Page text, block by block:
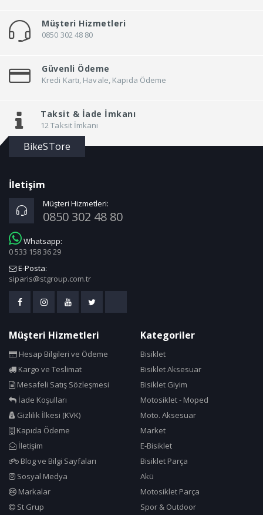
Müşteri Hizmetleri
0850 302 48 80
Güvenli Ödeme
Kredi Kartı, Havale, Kapıda Ödeme
Taksit & İade İmkanı
12 Taksit İmkanı
BikeSTore
İletişim
Müşteri Hizmetleri:
0850 302 48 80
Whatsapp:
0 533 158 36 29
E-Posta:
siparis@stgroup.com.tr
Müşteri Hizmetleri
Hesap Bilgileri ve Ödeme
Kargo ve Teslimat
Mesafeli Satış Sözleşmesi
İade Koşulları
Gizlilik İlkesi (KVK)
Kapıda Ödeme
İletişim
Blog ve Bilgi Sayfaları
Sosyal Medya
Markalar
St Grup
Kategoriler
Bisiklet
Bisiklet Aksesuar
Bisiklet Giyim
Motosiklet - Moped
Moto. Aksesuar
Market
E-Bisiklet
Bisiklet Parça
Akü
Motosiklet Parça
Spor & Outdoor